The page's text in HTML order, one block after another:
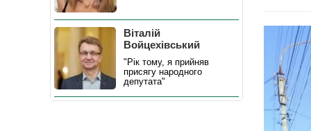
Віталій
Войцехівський
"Рік тому, я прийняв
присягу народного
депутата"